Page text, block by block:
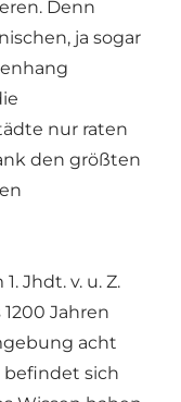
Denn
ja sogar
nur raten
den größten
Jhdt. v. u. Z.
Jahren
acht
befindet sich